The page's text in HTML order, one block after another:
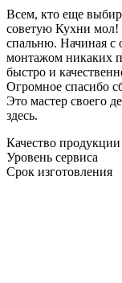
Всем, кто еще
советую Кухни мол!
спальню. Начиная с
монтажом никаких
быстро и
Огромное спасибо
Это мастер своего
здесь.
Качество продукции
Уровень сервиса
Срок изготовления